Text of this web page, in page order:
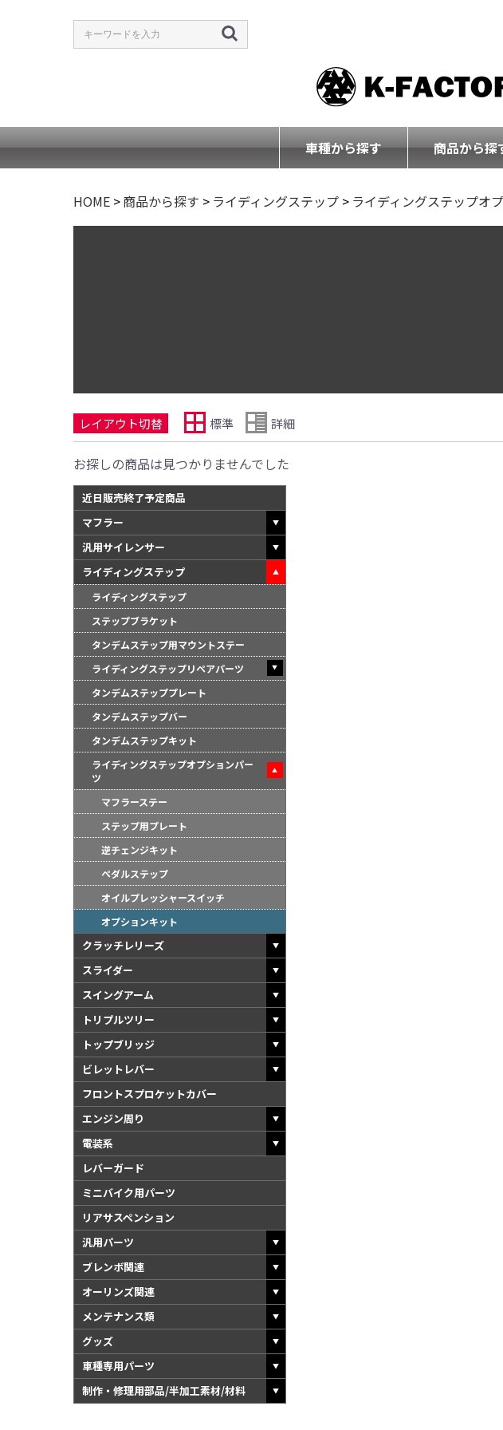
車種から探す 商品から探
HOME >商品から探す > ライディングステップ > ライディングステップオ
レイアウト切替 標準 詳細
お探しの商品は見つかりませんでした
近日販売終了予定商品
マフラー
汎用サイレンサー
ライディングステップ
ライディングステップ
ステップブラケット
タンデムステップ用マウントステー
ライディングステップリペアパーツ
タンデムステッププレート
タンデムステップバー
タンデムステップキット
ライディングステップオプションパー
ツ
マフラーステー
ステップ用プレート
逆チェンジキット
ペダルステップ
オイルプレッシャースイッチ
オプションキット
クラッチレリーズ
スライダー
スイングアーム
トリプルツリー
トップブリッジ
ビレットレバー
フロントスプロケットカバー
エンジン周り
電装系
レバーガード
ミニバイク用パーツ
リアサスペンション
汎用パーツ
ブレンボ関連
オーリンズ関連
メンテナンス類
グッズ
車種専用パーツ
制作・修理用部品/半加工素材/材料
●レーシングパーツはサーキットにおけるス
（※）での使用は出来ません。
レースでの使用に際しては、主催者が発
をお願い致します。
●取り付けについては専門の資格と知識・経
基準に基づいた取り付けを行ってください。
なお、取付時、使用時、その他で起きた
品、クレーム等も受付できませんので、あ
●商品の仕様・価格につきましては事前の予
●商品は、予告無く販売終了する場合があり